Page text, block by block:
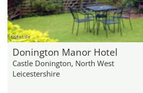
hotel.de
Donington Manor Hotel
Castle Donington, North West
Leicestershire